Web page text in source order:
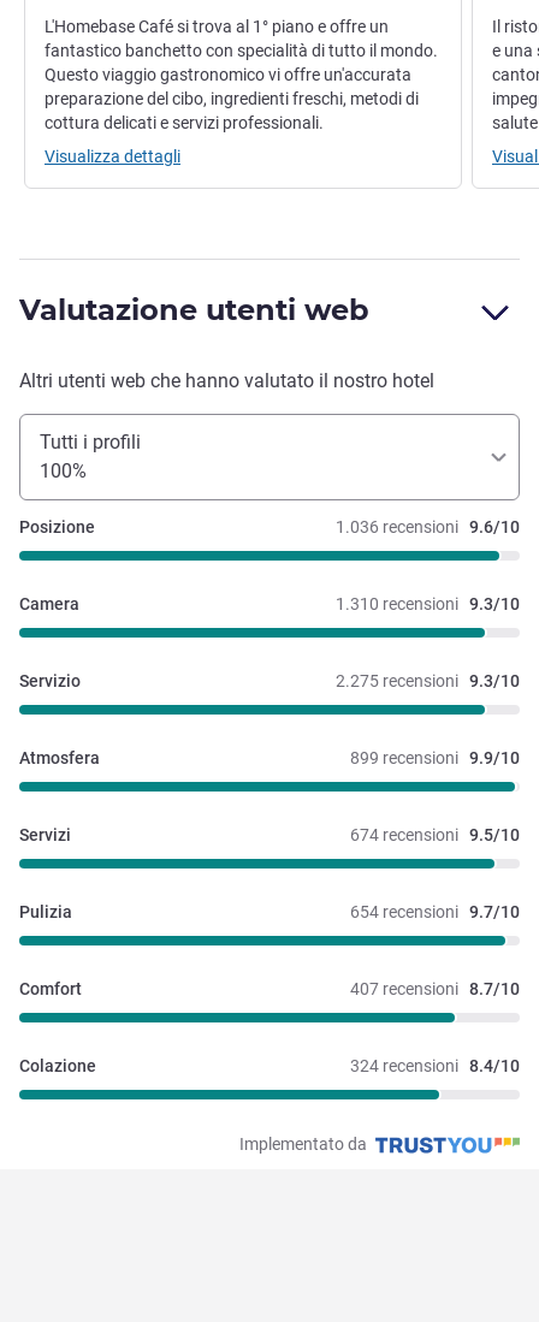
L'Homebase Café si trova al 1° piano e offre un
fantastico banchetto con specialità di tutto il mondo.
Questo viaggio gastronomico vi offre un'accurata
preparazione del cibo, ingredienti freschi, metodi di
cottura delicati e servizi professionali.
Visualizza dettagli
Il
e una
Valutazione utenti web
Altri utenti web che hanno valutato il nostro hotel
Tutti i profili
100%
1.036 recensioni 9.6/10
Posizione
1.310 recensioni 9.3/10
Camera
2.275 recensioni 9.3/10
Servizio
899 recensioni 9.9/10
Atmosfera
674 recensioni 9.5/10
Servizi
654 recensioni 9.7/10
Pulizia
407 recensioni 8.7/10
Comfort
324 recensioni 8.4/10
Colazione
Implementato da